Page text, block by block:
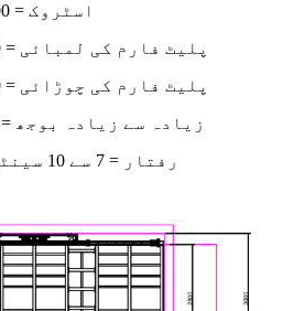
■ اسٹروک = 12000 ملی میٹر تک
■ پلیٹ فارم کی لمبائی = 6000 ملی میٹر تک
■ پلیٹ فارم کی چوڑائی = 3000 ملی میٹر تک
■ زیادہ سے زیادہ بوجھ = 3000 کلوگرام تک
■ رفتار = 7 سے 10 سینٹی میٹر فی سیکنڈ